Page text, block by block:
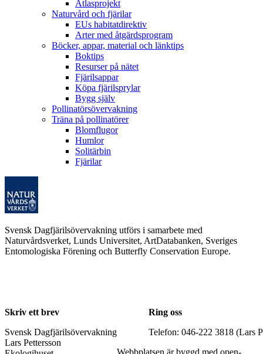
Atlasprojekt
Naturvård och fjärilar
EUs habitatdirektiv
Arter med åtgärdsprogram
Böcker, appar, material och länktips
Boktips
Resurser på nätet
Fjärilsappar
Köpa fjärilsprylar
Bygg själv
Pollinatörsövervakning
Träna på pollinatörer
Blomflugor
Humlor
Solitärbin
Fjärilar
Svensk Dagfjärilsövervakning utförs i samarbete med
Naturvårdsverket, Lunds Universitet, ArtDatabanken, Sveriges
Entomologiska Förening och Butterfly Conservation Europe.
Skriv ett brev
Svensk Dagfjärilsövervakning
Lars Pettersson
Ring oss
Telefon: 046-222 3818 (Lars
Webbplatsen är byggd med open-